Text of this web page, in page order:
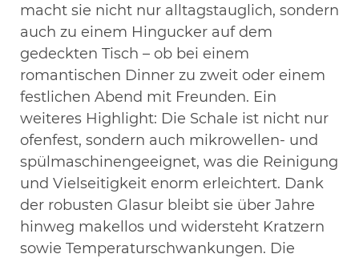
macht sie nicht nur alltagstauglich, sondern
auch zu einem Hingucker auf dem
gedeckten Tisch – ob bei einem
romantischen Dinner zu zweit oder einem
festlichen Abend mit Freunden. Ein
weiteres Highlight: Die Schale ist nicht nur
ofenfest, sondern auch mikrowellen- und
spülmaschinengeeignet, was die Reinigung
und Vielseitigkeit enorm erleichtert. Dank
der robusten Glasur bleibt sie über Jahre
hinweg makellos und widersteht Kratzern
sowie Temperaturschwankungen. Die